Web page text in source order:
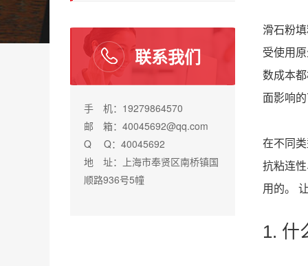
联系我们
手 机：19279864570
邮 箱：40045692@qq.com
Q Q：40045692
地 址：上海市奉贤区南桥镇国
顺路936号5幢
滑石粉
受使用
数成本
面影响
在不同
抗粘连
用的。
1. 什